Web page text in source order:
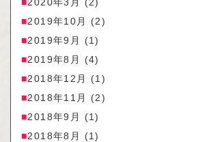
2019年10月
(2)
2019年9月
(1)
2019年8月
(4)
2018年12月
(1)
2018年11月
(2)
2018年9月
(1)
2018年8月
(1)